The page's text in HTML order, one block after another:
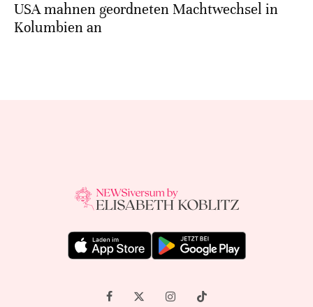
USA mahnen geordneten Machtwechsel in
Kolumbien an